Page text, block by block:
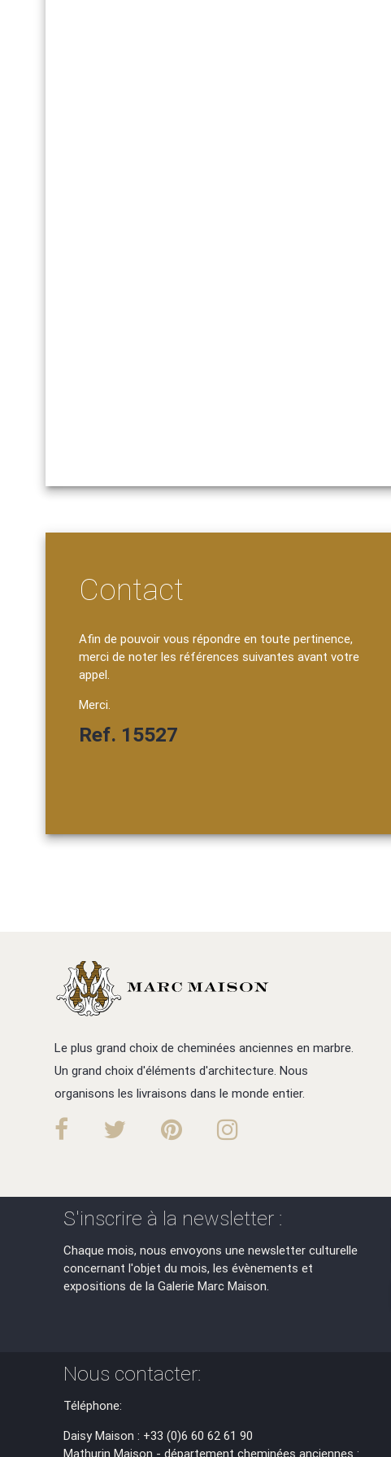
Contact
Afin de pouvoir vous répondre en toute pertinence,
merci de noter les références suivantes avant votre
appel.
Merci.
Ref. 15527
Le plus grand choix de cheminées anciennes en marbre.
Un grand choix d'éléments d'architecture. Nous
organisons les livraisons dans le monde entier.
S'inscrire à la newsletter :
Chaque mois, nous envoyons une newsletter culturelle
concernant l'objet du mois, les évènements et
expositions de la Galerie Marc Maison.
Nous contacter:
Téléphone:
Daisy Maison : +33 (0)6 60 62 61 90
Mathurin Maison - département cheminées anciennes :